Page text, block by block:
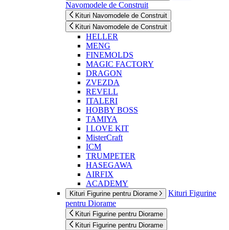
Navomodele de Construit
Kituri Navomodele de Construit
Kituri Navomodele de Construit
HELLER
MENG
FINEMOLDS
MAGIC FACTORY
DRAGON
ZVEZDA
REVELL
ITALERI
HOBBY BOSS
TAMIYA
I LOVE KIT
MisterCraft
ICM
TRUMPETER
HASEGAWA
AIRFIX
ACADEMY
Kituri Figurine pentru Diorame
Kituri Figurine
pentru Diorame
Kituri Figurine pentru Diorame
Kituri Figurine pentru Diorame